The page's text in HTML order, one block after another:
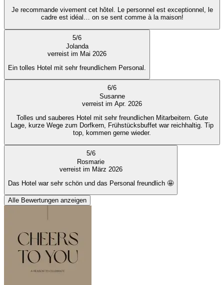
Je recommande vivement cet hôtel. Le personnel est exceptionnel, le
cadre est idéal… on se sent comme à la maison!
5/6
Jolanda
verreist im Mai 2026
Ein tolles Hotel mit sehr freundlichem Personal.
6/6
Susanne
verreist im Apr. 2026
Tolles und sauberes Hotel mit sehr freundlichen Mitarbeitern. Gute
Lage, kurze Wege zum Dorfkern, Frühstücksbuffet war reichhaltig. Tip
top, kommen gerne wieder.
5/6
Rosmarie
verreist im März 2026
Das Hotel war sehr schön und das Personal freundlich 🤩
Alle Bewertungen anzeigen